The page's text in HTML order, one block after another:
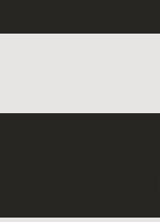
springen